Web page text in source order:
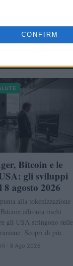
CONFIRM
Bitcoin e le
gli sviluppi
8 agosto 2026
alla tokenizzazione
affronta rischi
gli USA stringono sulle
Scopri di più.
· 8 Ago 2026